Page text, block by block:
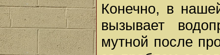
Конечно, в
вызывает
мутной после